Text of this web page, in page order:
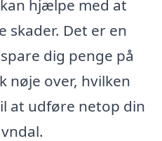
hjælpe med at
Det er en
dig penge på
over, hvilken
at udføre netop din